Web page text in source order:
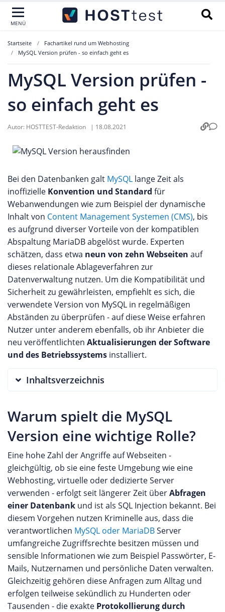
MENÜ
Startseite
Fachartikel rund um Webhosting
MySQL Version prüfen - so einfach geht es
MySQL Version prüfen -
so einfach geht es
Autor: HOSTTEST-Redaktion | 18.08.2021
Bei den Datenbanken galt MySQL lange Zeit als
inoffizielle Konvention und Standard für
Webanwendungen wie zum Beispiel der dynamische
Inhalt von Content Management Systemen (CMS), bis
es aufgrund diverser Vorteile von der kompatiblen
Abspaltung MariaDB abgelöst wurde. Experten
schätzen, dass etwa neun von zehn Webseiten auf
dieses relationale Ablageverfahren zur
Datenverwaltung nutzen. Um die Kompatibilität und
Sicherheit zu gewährleisten, empfiehlt es sich, die
verwendete Version von MySQL in regelmäßigen
Abständen zu überprüfen - auf diese Weise erfahren
Nutzer unter anderem ebenfalls, ob ihr Anbieter die
neu veröffentlichten Aktualisierungen der Software
und des Betriebssystems installiert.
Inhaltsverzeichnis
Warum spielt die MySQL
Version eine wichtige Rolle?
Eine hohe Zahl der Angriffe auf Webseiten -
gleichgültig, ob sie eine feste Umgebung wie eine
Webhosting, virtuelle oder dedizierte Server
verwenden - erfolgt seit längerer Zeit überAbfragen
einer Datenbank und ist als SQL Injection bekannt. Bei
diesem Vorgehen nutzen Kriminelle aus, dass die
verantwortlichen MySQL oder MariaDBServer
umfangreiche Zugriffsrechte besitzen müssen und
sensible Informationen wie zum Beispiel Passwörter, E-
Mails, Nutzernamen und persönliche Daten verwalten.
Gleichzeitig gehören diese Anfragen zum Alltag und
erfolgen teilweise sekündlich zu Hunderten oder
Tausenden - die exakte Protokollierung durch